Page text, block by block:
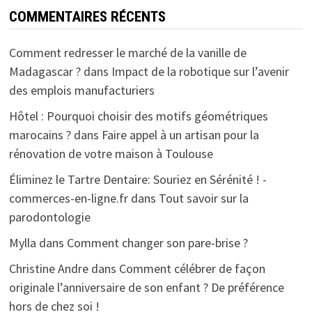
COMMENTAIRES RÉCENTS
Comment redresser le marché de la vanille de
Madagascar ?dans Impact de la robotique sur l’avenir
des emplois manufacturiers
Hôtel : Pourquoi choisir des motifs géométriques
marocains ?dans Faire appel à un artisan pour la
rénovation de votre maison à Toulouse
Éliminez le Tartre Dentaire: Souriez en Sérénité ! -
commerces-en-ligne.frdans Tout savoir sur la
parodontologie
Mylla dans Comment changer son pare-brise ?
Christine Andredans Comment célébrer de façon
originale l’anniversaire de son enfant ? De préférence
hors de chez soi !